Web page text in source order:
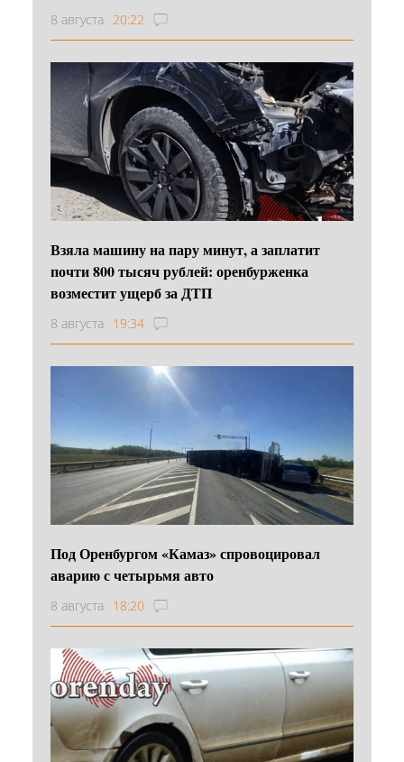
8 августа 20:22
Взяла машину на пару минут, а заплатит
почти 800 тысяч рублей: оренбурженка
возместит ущерб за ДТП
8 августа 19:34
Под Оренбургом «Камаз» спровоцировал
аварию с четырьмя авто
8 августа 18:20